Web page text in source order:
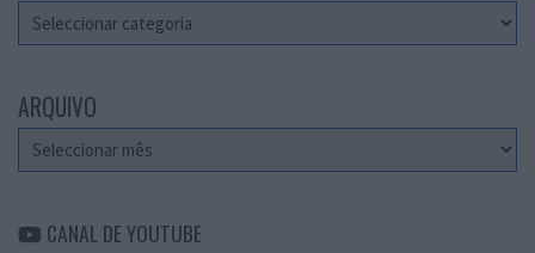
Categorias
ARQUIVO
Arquivo
CANAL DE YOUTUBE